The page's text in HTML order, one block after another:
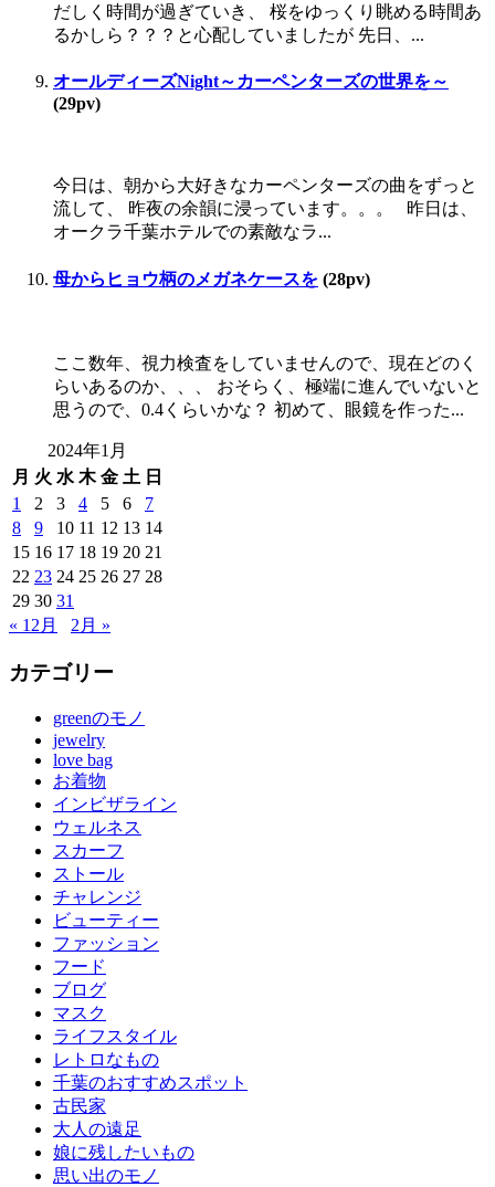
だしく時間が過ぎていき、 桜をゆっくり眺める時間あ
るかしら？？？と心配していましたが 先日、...
オールディーズNight～カーペンターズの世界を～
(29pv)
今日は、朝から大好きなカーペンターズの曲をずっと
流して、 昨夜の余韻に浸っています。。。 昨日は、
オークラ千葉ホテルでの素敵なラ...
母からヒョウ柄のメガネケースを (28pv)
ここ数年、視力検査をしていませんので、現在どのく
らいあるのか、、、 おそらく、極端に進んでいないと
思うので、0.4くらいかな？ 初めて、眼鏡を作った...
2024年1月
月 火 水 木 金 土 日
1
2 3 4 5 6
7
8
9 10 11 12 13 14
15 16 17 18 19 20 21
22 23 24 25 26 27 28
29 30 31
« 12月
2月 »
カテゴリー
greenのモノ
jewelry
love bag
お着物
インビザライン
ウェルネス
スカーフ
ストール
チャレンジ
ビューティー
ファッション
フード
ブログ
マスク
ライフスタイル
レトロなもの
千葉のおすすめスポット
古民家
大人の遠足
娘に残したいもの
思い出のモノ